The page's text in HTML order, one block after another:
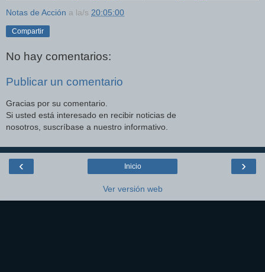
Notas de Acción a la/s 20:05:00
Compartir
No hay comentarios:
Publicar un comentario
Gracias por su comentario.
Si usted está interesado en recibir noticias de
nosotros, suscríbase a nuestro informativo.
‹ ›
Inicio
Ver versión web